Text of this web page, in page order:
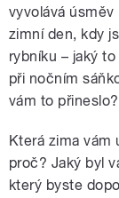
vyvolává
zimní den, kdy
rybníku – jaký
při nočním
vám to přineslo?
Která zima vám
proč? Jaký byl
který byste